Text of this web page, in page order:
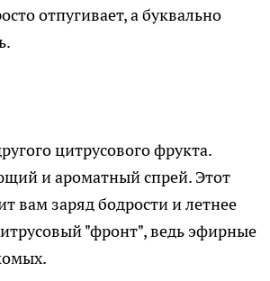
отпугивает, а буквально
цитрусового фрукта.
и ароматный спрей. Этот
вам заряд бодрости и летнее
"фронт", ведь эфирные